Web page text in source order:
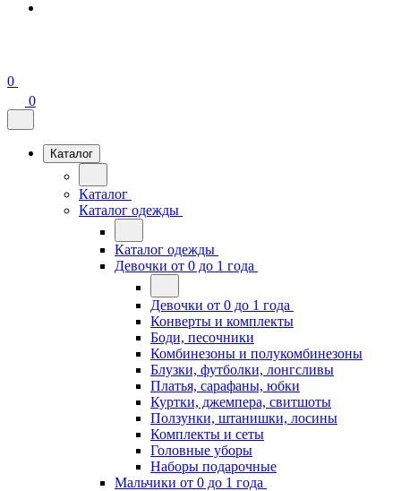
0
0
Каталог
Каталог
Каталог одежды
Каталог одежды
Девочки от 0 до 1 года
Девочки от 0 до 1 года
Конверты и комплекты
Боди, песочники
Комбинезоны и полукомбинезоны
Блузки, футболки, лонгсливы
Платья, сарафаны, юбки
Куртки, джемпера, свитшоты
Ползунки, штанишки, лосины
Комплекты и сеты
Головные уборы
Наборы подарочные
Мальчики от 0 до 1 года